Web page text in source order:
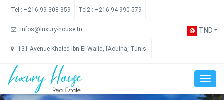
Tel : +216 99 308 359 Tel2 : +216 94 990 579
infos@luxury-house.tn
131 Avenue Khaled Ibn El Walid, l’Aouina, Tunis.
TND